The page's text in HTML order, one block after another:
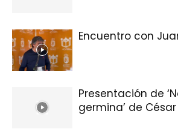
Encuentro con
Presentación de
germina’ de